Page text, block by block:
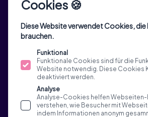
Cookies 🍪
Diese Website verwendet Cookies,
brauchen.
Funktional
Funktionale Cookies sind für die
Website notwendig. Diese Cookies
deaktiviert werden.
Analyse
Analyse-Cookies helfen Webseiten-
verstehen, wie Besucher mit
indem Informationen anonym
TeamEvent
Ideen